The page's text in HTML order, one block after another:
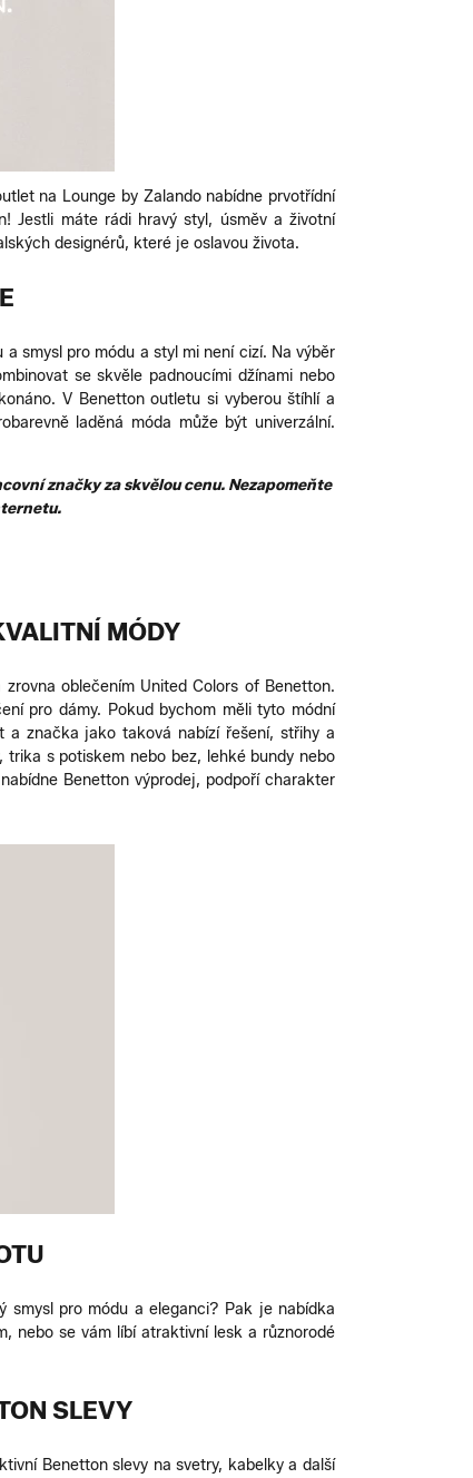
na Lounge by Zalando nabídne prvotřídní
Jestli máte rádi hravý styl, úsměv a životní
designérů, které je oslavou života.
smysl pro módu a styl mi není cizí. Na výběr
se skvěle padnoucími džínami nebo
V Benetton outletu si vyberou štíhlí a
laděná móda může být univerzální.
značky za skvělou cenu. Nezapomeňte
MÓDY
oblečením United Colors of Benetton.
pro dámy. Pokud bychom měli tyto módní
a značka jako taková nabízí řešení, střihy a
trika s potiskem nebo bez, lehké bundy nebo
Benetton výprodej, podpoří charakter
smysl pro módu a eleganci? Pak je nabídka
nebo se vám líbí atraktivní lesk a různorodé
SLEVY
Benetton slevy na svetry, kabelky a další